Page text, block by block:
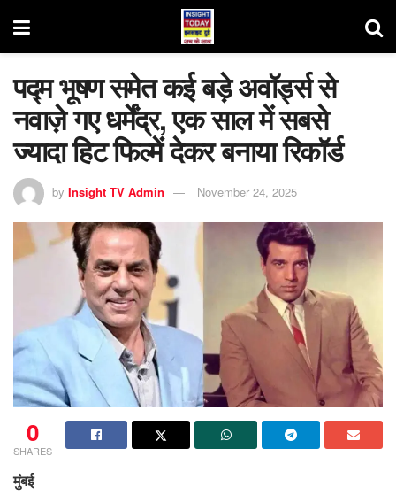
पद्म भूषण समेत कई बड़े अवॉर्ड्स से
नवाज़े गए धर्मेंद्र, एक साल में सबसे
ज्यादा हिट फिल्में देकर बनाया रिकॉर्ड
by Insight TV Admin November 24, 2025
0
SHARES
मुंबई